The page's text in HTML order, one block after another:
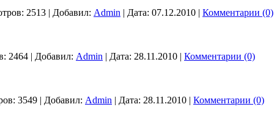
2513 | Добавил: Admin | Дата: 07.12.2010 | Комментарии (0)
2464 | Добавил: Admin | Дата: 28.11.2010 | Комментарии (0)
3549 | Добавил: Admin | Дата: 28.11.2010 | Комментарии (0)